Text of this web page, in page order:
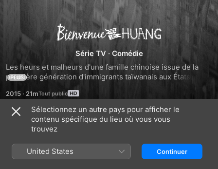
Bienvenue
chez
les
Huang
Série TV · Comédie
Les heurs et malheurs d'une famille chinoise issue de la
première génération d'immigrants taïwanais aux États-Unis
PLUS
2015 · 21m
Saison 1
Sélectionnez un autre pays pour afficher le
contenu spécifique du lieu où vous vous
trouvez
United States Continuer